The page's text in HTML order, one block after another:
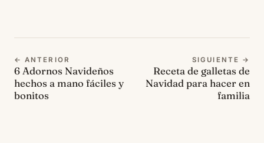
← ANTERIOR
6 Adornos Navideños
hechos a mano fáciles y
bonitos
SIGUIENTE →
Receta de galletas de
Navidad para hacer en
familia